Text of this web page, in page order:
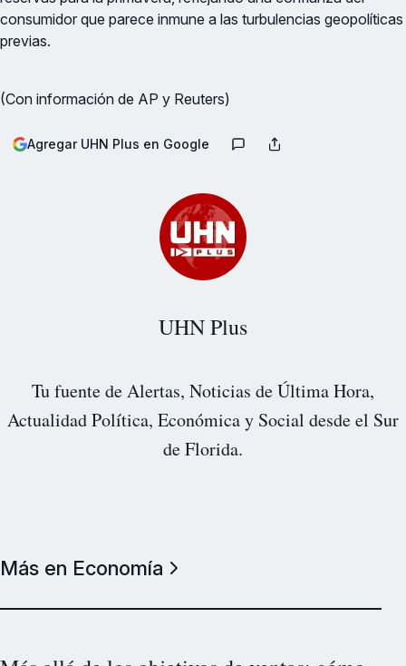
consumidor que parece inmune a las turbulencias geopolíticas
previas.
(Con información de AP y Reuters)
Agregar UHN Plus en Google
UHN Plus
Tu fuente de Alertas, Noticias de Última Hora,
Actualidad Política, Económica y Social desde el Sur
de Florida.
Más en Economía